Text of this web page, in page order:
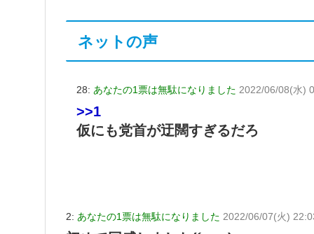
ネットの声
28: あなたの1票は無駄になりました 2022/06/08(水)
>>1
仮にも党首が迂闊すぎるだろ
2: あなたの1票は無駄になりました 2022/06/07(火)